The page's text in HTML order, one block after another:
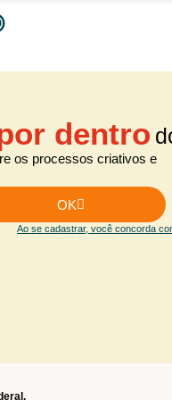
dentro
os processos criativos e
OK
Ao se cadastrar, você concorda